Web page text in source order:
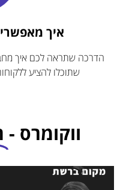
איך
הדרכה שתראה לכם איך
שתוכלו להציע
ווקומרס -